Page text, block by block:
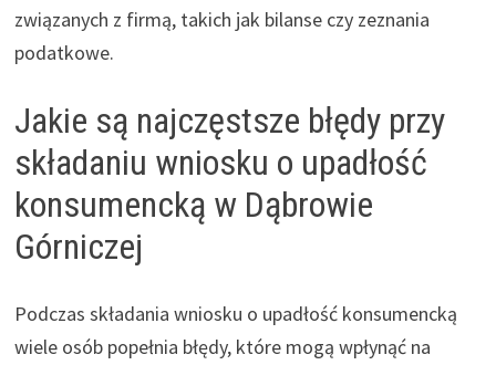
związanych z firmą, takich jak bilanse czy zeznania
podatkowe.
Jakie są najczęstsze błędy przy
składaniu wniosku o upadłość
konsumencką w Dąbrowie
Górniczej
Podczas składania wniosku o upadłość konsumencką
wiele osób popełnia błędy, które mogą wpłynąć na